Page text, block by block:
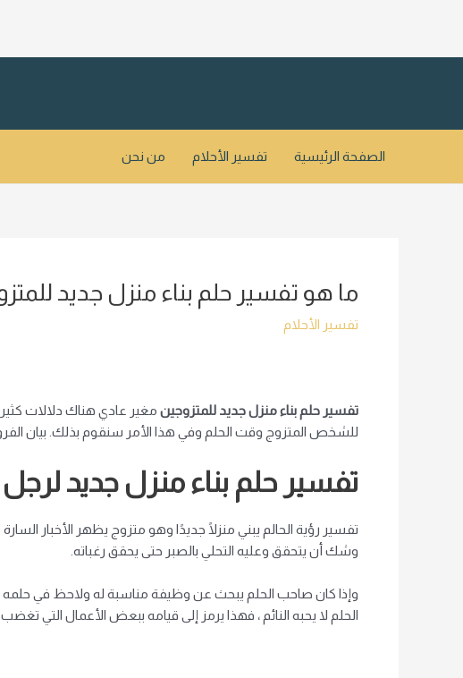
الصفحة الرئيسية تفسير الأحلام من نحن
ما هو تفسير حلم بناء منزل جديد
تفسير الأحلام
تفسير حلم بناء منزل جديد للمتزوجين مغير عادي هناك دلالات
للشخص المتزوج وقت الحلم وفي هذا الأمر سنقوم بذلك. بيان
تفسير حلم بناء منزل جديد
تفسير رؤية الحالم يبني منزلًا جديدًا وهو متزوج يظهر الأخبار
وشك أن يتحقق وعليه التحلي بالصبر حتى يحقق رغباته.
وإذا كان صاحب الحلم يبحث عن وظيفة مناسبة له ولاحظ في حلمه
الحلم لا يحبه النائم ، فهذا يرمز إلى قيامه ببعض الأعمال التي